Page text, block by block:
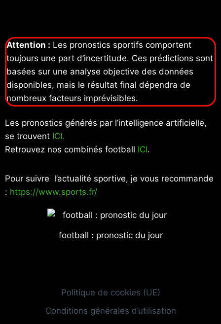
Attention : Les pronostics sportifs comportent
toujours une part d’incertitude. Ces prédictions sont
basées sur une analyse objective des données
disponibles, mais le résultat final dépendra de
nombreux facteurs imprévisibles.
Les pronostics générés par l’intelligence artificielle,
se trouvent ICI.
Retrouvez nos combinés football ICI.
Pour suivre l’actualité sportive, je vous recommande
: https://www.sports.fr/
football : pronostic du jour
Politique de cookies (UE)
Conditions générales d’utilisation